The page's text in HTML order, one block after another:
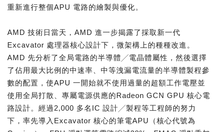
重新進行整個APU 電路的繪製與優化。
AMD 技術日當天，AMD 進一步揭露了採取新一代
Excavator 處理器核心設計下，微架構上的種種改進。
AMD 先分析了全局電路的半導體╱電晶體屬性，然後選擇
了佔用最大比例的中速率、中等洩漏電流量的半導體製程參
數的配置，使APU 一開始就不使用過量的超額工作電壓並
使用全局打散、專屬電源供應的Radeon GCN GPU 核心電
路設計。經過2,000 多名IC 設計╱製程等工程師的努力
下，率先導入Excavator 核心的筆電APU（核心代號為